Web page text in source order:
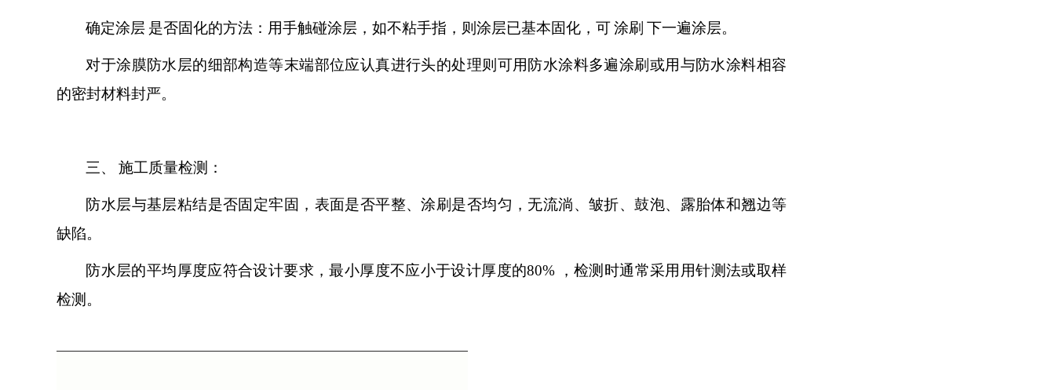
确定涂层 是否固化的方法：用手触碰涂层，如不粘手指，则涂层已基本固化，可 涂刷 下一遍涂层。
对于涂膜防水层的细部构造等末端部位应认真进行头的处理则可用防水涂料多遍涂刷或用与防水涂料相容
的密封材料封严。
三、 施工质量检测：
防水层与基层粘结是否固定牢固，表面是否平整、涂刷是否均匀，无流淌、皱折、鼓泡、露胎体和翘边等
缺陷。
防水层的平均厚度应符合设计要求，最小厚度不应小于设计厚度的80% ，检测时通常采用用针测法或取样
检测。